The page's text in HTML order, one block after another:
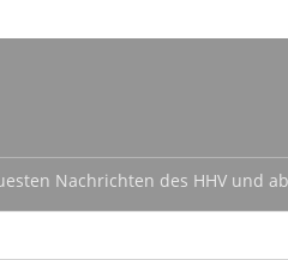
Nachrichten des HHV und